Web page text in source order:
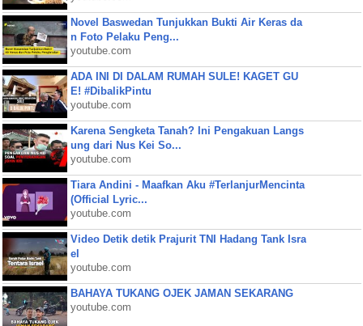
Novel Baswedan Tunjukkan Bukti Air Keras da
n Foto Pelaku Peng...
youtube.com
ADA INI DI DALAM RUMAH SULE! KAGET GU
E! #DibalikPintu
youtube.com
Karena Sengketa Tanah? Ini Pengakuan Langs
ung dari Nus Kei So...
youtube.com
Tiara Andini - Maafkan Aku #TerlanjurMencinta
(Official Lyric...
youtube.com
Video Detik detik Prajurit TNI Hadang Tank Isra
el
youtube.com
BAHAYA TUKANG OJEK JAMAN SEKARANG
youtube.com